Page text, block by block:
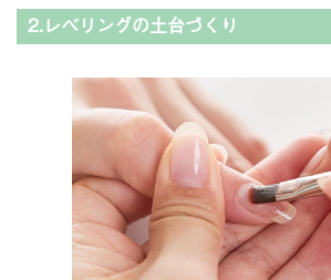
2.レベリングの土台づくり